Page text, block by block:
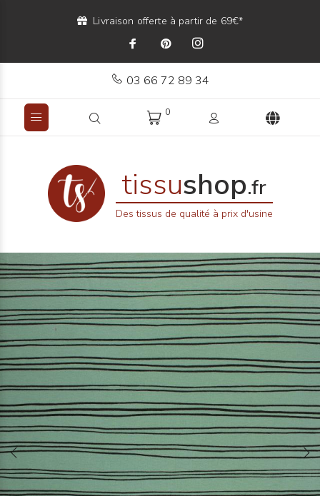
Livraison offerte à partir de 69€*
03 66 72 89 34
0
tissushop.fr
Des tissus de qualité à prix d'usine